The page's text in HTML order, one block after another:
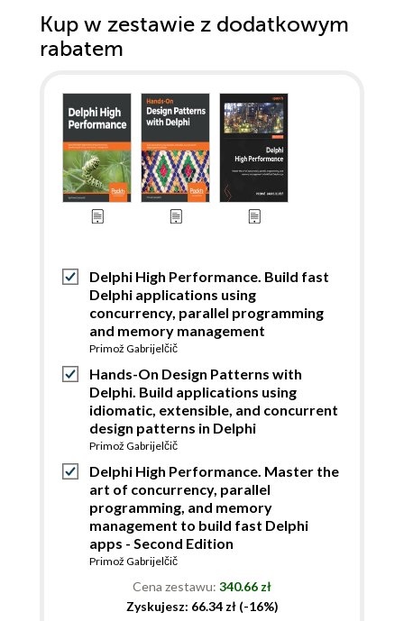
Kup w zestawie z dodatkowym
rabatem
Delphi High Performance. Build fast
Delphi applications using
concurrency, parallel programming
and memory management
Primož Gabrijelčič
Hands-On Design Patterns with
Delphi. Build applications using
idiomatic, extensible, and concurrent
design patterns in Delphi
Primož Gabrijelčič
Delphi High Performance. Master the
art of concurrency, parallel
programming, and memory
management to build fast Delphi
apps - Second Edition
Primož Gabrijelčič
Cena zestawu: 340.66 zł
Zyskujesz: 66.34 zł (-16%)